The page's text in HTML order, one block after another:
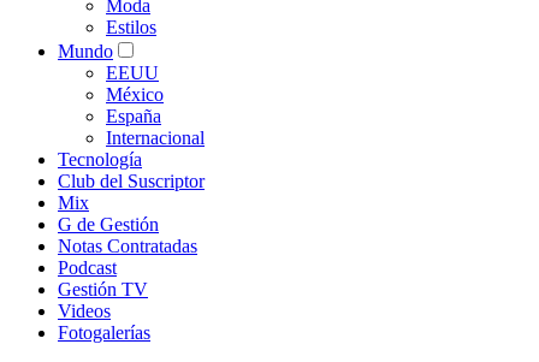
Moda
Estilos
Mundo
EEUU
México
España
Internacional
Tecnología
Club del Suscriptor
Mix
G de Gestión
Notas Contratadas
Podcast
Gestión TV
Videos
Fotogalerías